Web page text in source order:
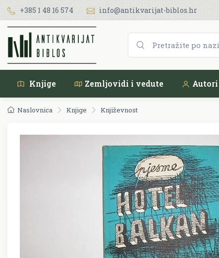
+385 1 48 16 574 info@antikvarijat-biblos.hr
Knjige Zemljovidi i vedute Autori
Naslovnica Knjige Književnost